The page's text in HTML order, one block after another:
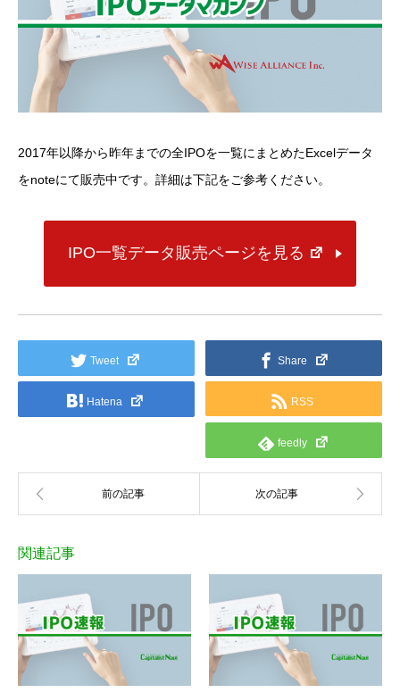
2017年以降から昨年までの全IPOを一覧にまとめたExcelデータ
をnoteにて販売中です。詳細は下記をご参考ください。
IPO一覧データ販売ページを見る
Tweet Share
Hatena RSS
feedly
関連記事